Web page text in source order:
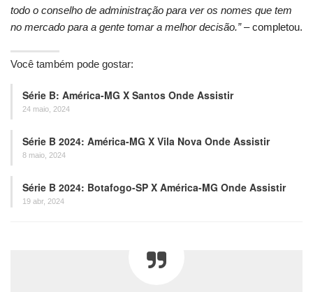
todo o conselho de administração para ver os nomes que tem
no mercado para a gente tomar a melhor decisão.”– completou.
Você também pode gostar:
Série B: América-MG X Santos Onde Assistir
24 maio, 2024
Série B 2024: América-MG X Vila Nova Onde Assistir
8 maio, 2024
Série B 2024: Botafogo-SP X América-MG Onde Assistir
19 abr, 2024